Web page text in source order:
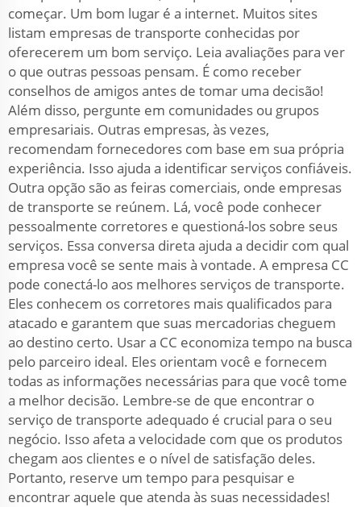
começar. Um bom lugar é a internet. Muitos sites
listam empresas de transporte conhecidas por
oferecerem um bom serviço. Leia avaliações para ver
o que outras pessoas pensam. É como receber
conselhos de amigos antes de tomar uma decisão!
Além disso, pergunte em comunidades ou grupos
empresariais. Outras empresas, às vezes,
recomendam fornecedores com base em sua própria
experiência. Isso ajuda a identificar serviços confiáveis.
Outra opção são as feiras comerciais, onde empresas
de transporte se reúnem. Lá, você pode conhecer
pessoalmente corretores e questioná-los sobre seus
serviços. Essa conversa direta ajuda a decidir com qual
empresa você se sente mais à vontade. A empresa CC
pode conectá-lo aos melhores serviços de transporte.
Eles conhecem os corretores mais qualificados para
atacado e garantem que suas mercadorias cheguem
ao destino certo. Usar a CC economiza tempo na busca
pelo parceiro ideal. Eles orientam você e fornecem
todas as informações necessárias para que você tome
a melhor decisão. Lembre-se de que encontrar o
serviço de transporte adequado é crucial para o seu
negócio. Isso afeta a velocidade com que os produtos
chegam aos clientes e o nível de satisfação deles.
Portanto, reserve um tempo para pesquisar e
encontrar aquele que atenda às suas necessidades!